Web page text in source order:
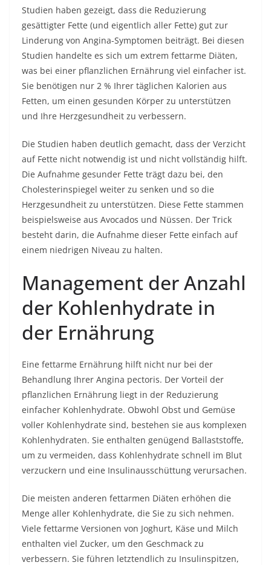
Studien haben gezeigt, dass die Reduzierung
gesättigter Fette (und eigentlich aller Fette) gut zur
Linderung von Angina-Symptomen beiträgt. Bei diesen
Studien handelte es sich um extrem fettarme Diäten,
was bei einer pflanzlichen Ernährung viel einfacher ist.
Sie benötigen nur 2 % Ihrer täglichen Kalorien aus
Fetten, um einen gesunden Körper zu unterstützen
und Ihre Herzgesundheit zu verbessern.
Die Studien haben deutlich gemacht, dass der Verzicht
auf Fette nicht notwendig ist und nicht vollständig hilft.
Die Aufnahme gesunder Fette trägt dazu bei, den
Cholesterinspiegel weiter zu senken und so die
Herzgesundheit zu unterstützen. Diese Fette stammen
beispielsweise aus Avocados und Nüssen. Der Trick
besteht darin, die Aufnahme dieser Fette einfach auf
einem niedrigen Niveau zu halten.
Management der Anzahl
der Kohlenhydrate in
der Ernährung
Eine fettarme Ernährung hilft nicht nur bei der
Behandlung Ihrer Angina pectoris. Der Vorteil der
pflanzlichen Ernährung liegt in der Reduzierung
einfacher Kohlenhydrate. Obwohl Obst und Gemüse
voller Kohlenhydrate sind, bestehen sie aus komplexen
Kohlenhydraten. Sie enthalten genügend Ballaststoffe,
um zu vermeiden, dass Kohlenhydrate schnell im Blut
verzuckern und eine Insulinausschüttung verursachen.
Die meisten anderen fettarmen Diäten erhöhen die
Menge aller Kohlenhydrate, die Sie zu sich nehmen.
Viele fettarme Versionen von Joghurt, Käse und Milch
enthalten viel Zucker, um den Geschmack zu
verbessern. Sie führen letztendlich zu Insulinspitzen,